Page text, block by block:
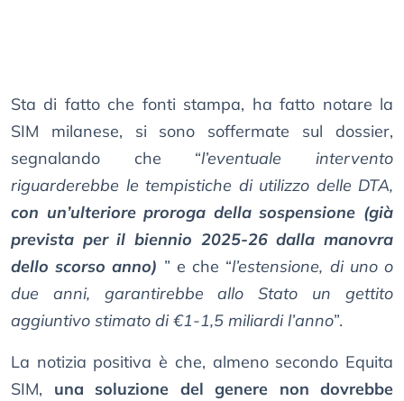
Sta di fatto che fonti stampa, ha fatto notare la
SIM milanese, si sono soffermate sul dossier,
segnalando che “l’eventuale intervento
riguarderebbe le tempistiche di utilizzo delle DTA,
con un’ulteriore proroga della sospensione (già
prevista per il biennio 2025-26 dalla manovra
dello scorso anno) ” e che “l’estensione, di uno o
due anni, garantirebbe allo Stato un gettito
aggiuntivo stimato di €1-1,5 miliardi l’anno”.
La notizia positiva è che, almeno secondo Equita
SIM, una soluzione del genere non dovrebbe